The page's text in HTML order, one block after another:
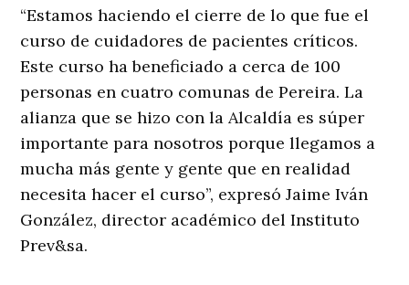
“Estamos haciendo el cierre de lo que fue el
curso de cuidadores de pacientes críticos.
Este curso ha beneficiado a cerca de 100
personas en cuatro comunas de Pereira. La
alianza que se hizo con la Alcaldía es súper
importante para nosotros porque llegamos a
mucha más gente y gente que en realidad
necesita hacer el curso”, expresó Jaime Iván
González, director académico del Instituto
Prev&sa.